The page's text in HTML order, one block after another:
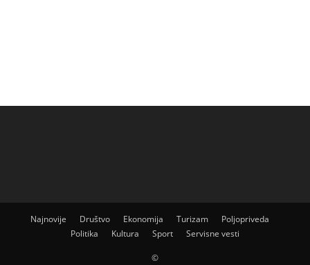
Najnovije Društvo Ekonomija Turizam
Poljopriveda
Politika
Kultura Sport Servisne vesti
©